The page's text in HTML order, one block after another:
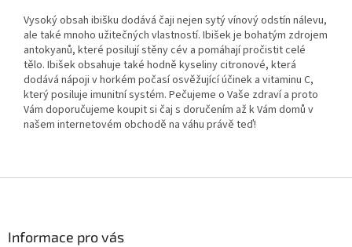
Vysoký obsah ibišku dodává čaji nejen sytý vínový odstín nálevu,
ale také mnoho užitečných vlastností. Ibišek je bohatým zdrojem
antokyanů, které posilují stěny cév a pomáhají pročistit celé
tělo. Ibišek obsahuje také hodně kyseliny citronové, která
dodává nápoji v horkém počasí osvěžující účinek a vitaminu C,
který posiluje imunitní systém. Pečujeme o Vaše zdraví a proto
Vám doporučujeme koupit si čaj s doručením až k Vám domů v
našem internetovém obchodě na váhu právě teď!
Informace pro vás